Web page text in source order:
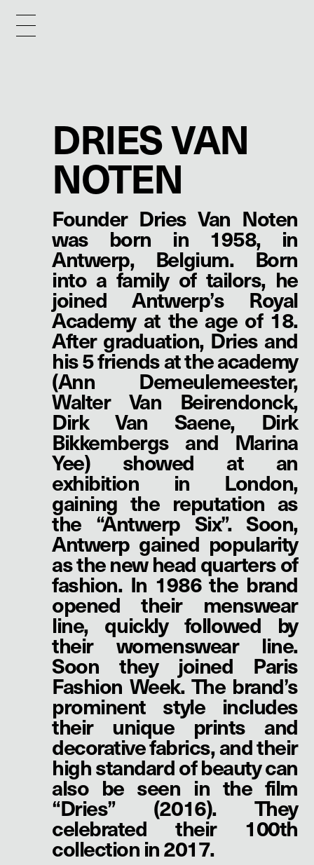
DRIES VAN
NOTEN
Founder Dries Van Noten
was born in 1958, in
Antwerp, Belgium. Born
into a family of tailors, he
joined Antwerp’s Royal
Academy at the age of 18.
After graduation, Dries and
his 5 friends at the academy
(Ann Demeulemeester,
Walter Van Beirendonck,
Dirk Van Saene, Dirk
Bikkembergs and Marina
Yee) showed at an
exhibition in London,
gaining the reputation as
the “Antwerp Six”. Soon,
Antwerp gained popularity
as the new head quarters of
fashion. In 1986 the brand
opened their menswear
line, quickly followed by
their womenswear line.
Soon they joined Paris
Fashion Week. The brand’s
prominent style includes
their unique prints and
decorative fabrics, and their
high standard of beauty can
also be seen in the film
“Dries” (2016). They
celebrated their 100th
collection in 2017.